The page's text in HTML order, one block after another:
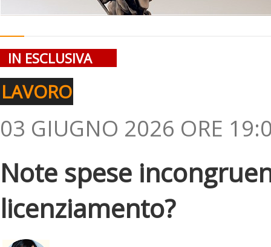
IN ESCLUSIVA
LAVORO
03 GIUGNO 2026 ORE
Note spese
licenziamento?